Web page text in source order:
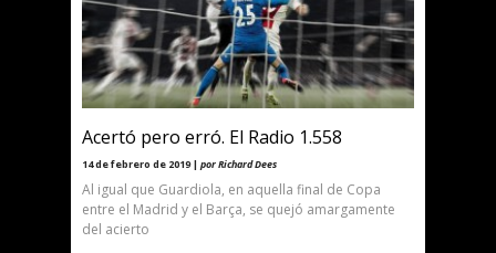
Acertó pero erró. El Radio 1.558
14 de febrero de 2019 | por Richard Dees
Al igual que Guardiola, en aquella final de Copa
entre el Madrid y el Barça, se quejó amargamente
del acierto